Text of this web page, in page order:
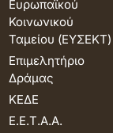
Ευρωπαϊκού
Κοινωνικού
Ταμείου (ΕΥΣΕΚΤ)
Επιμελητήριο
Δράμας
ΚΕΔΕ
Ε.Ε.Τ.Α.Α.